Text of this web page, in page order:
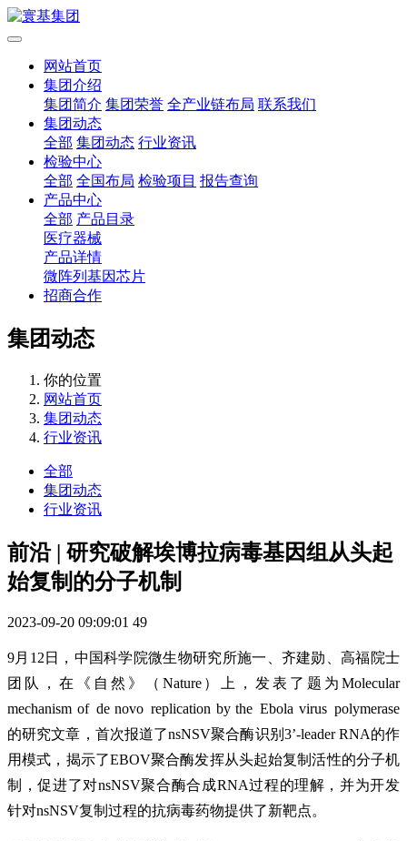
网站首页
集团介绍
集团简介 集团荣誉 全产业链布局 联系我们
集团动态
全部 集团动态 行业资讯
检验中心
全部 全国布局 检验项目 报告查询
产品中心
全部 产品目录
医疗器械
产品详情
微阵列基因芯片
招商合作
集团动态
你的位置
网站首页
集团动态
行业资讯
全部
集团动态
行业资讯
前沿 | 研究破解埃博拉病毒基因组从头起
始复制的分子机制
2023-09-20 09:09:01 49
9月12日，中国科学院微生物研究所施一、齐建勋、高福院士
团队，在《自然》（Nature）上，发表了题为Molecular
mechanism of de novo replication by the Ebola virus polymerase
的研究文章，首次报道了nsNSV聚合酶识别3’-leader RNA的作
用模式，揭示了EBOV聚合酶发挥从头起始复制活性的分子机
制，促进了对nsNSV聚合酶合成RNA过程的理解，并为开发
针对nsNSV复制过程的抗病毒药物提供了新靶点。